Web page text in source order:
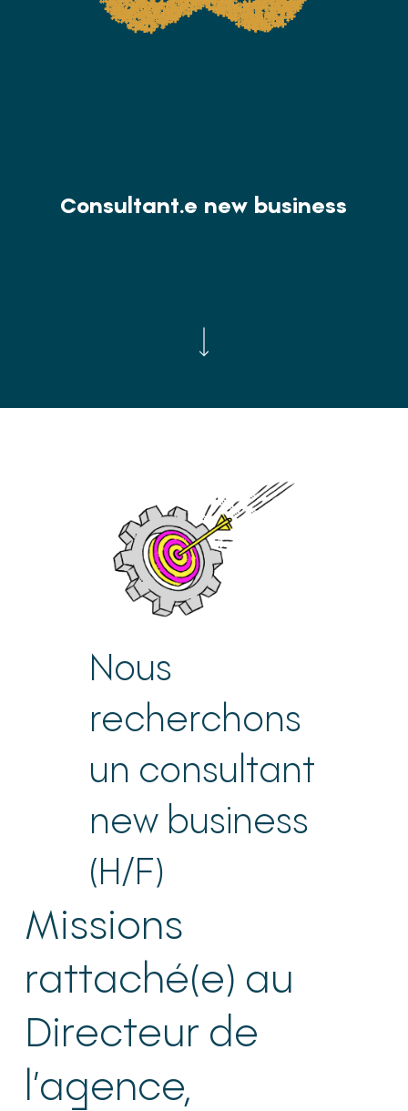
Consultant.e new business
Nous
recherchons
un consultant
new business
(H/F)
Missions
rattaché(e) au
Directeur de
l’agence,